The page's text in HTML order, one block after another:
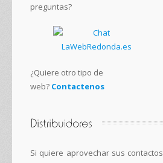
preguntas?
¿Quiere otro tipo de
web? Contactenos
Si quiere aprovechar sus contactos